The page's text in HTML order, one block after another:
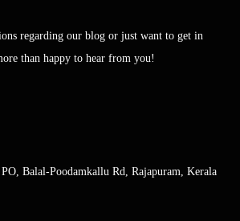
regarding our blog or just want to get in
than happy to hear from you!
Balal-Poodamkallu Rd, Rajapuram, Kerala